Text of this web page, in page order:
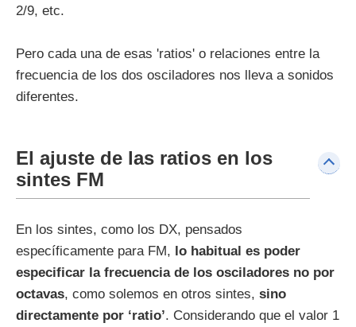
2/9, etc.
Pero cada una de esas 'ratios' o relaciones entre la
frecuencia de los dos osciladores nos lleva a sonidos
diferentes.
El ajuste de las ratios en los
sintes FM
En los sintes, como los DX, pensados
específicamente para FM, lo habitual es poder
especificar la frecuencia de los osciladores no por
octavas, como solemos en otros sintes, sino
directamente por ‘ratio’. Considerando que el valor 1